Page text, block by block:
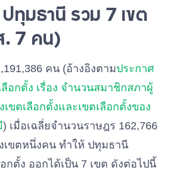
ทุมธานี รวม 7 เขต
. 7 คน)
คน (อ้างอิงตามประกาศ
อกตั้ง เรื่อง จำนวนสมาชิกสภาผู้
ขตเลือกตั้งและเขตเลือกตั้งของ
) เมื่อเฉลี่ยจำนวนราษฎร 162,766
ขตหนึ่งคน ทำให้ ปทุมธานี
กตั้ง ออกได้เป็น 7 เขต ดังต่อไปนี้